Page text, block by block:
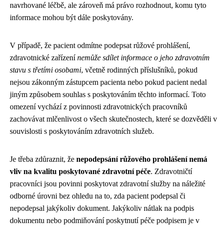
navrhované léčbě, ale zároveň má právo rozhodnout, komu tyto
informace mohou být dále poskytovány.
V případě, že pacient odmítne podepsat růžové prohlášení,
zdravotnické zařízenínemůže sdílet informace o jeho zdravotním
stavu s třetími osobami, včetně rodinných příslušníků, pokud
nejsou zákonným zástupcem pacienta nebo pokud pacient nedal
jiným způsobem souhlas s poskytováním těchto informací. Toto
omezení vychází z povinnosti zdravotnických pracovníků
zachovávat mlčenlivost o všech skutečnostech, které se dozvěděli v
souvislosti s poskytováním zdravotních služeb.
Je třeba zdůraznit, že nepodepsání růžového prohlášení nemá
vliv na kvalitu poskytované zdravotní péče. Zdravotničtí
pracovníci jsou povinni poskytovat zdravotní služby na náležité
odborné úrovni bez ohledu na to, zda pacient podepsal či
nepodepsal jakýkoliv dokument. Jakýkoliv nátlak na podpis
dokumentu nebo podmiňování poskytnutí péče podpisem je v